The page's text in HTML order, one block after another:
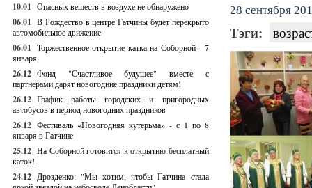
10.01 Опасных веществ в воздухе не обнаружено
06.01 В Рождество в центре Гатчины будет перекрыто
автомобильное движение
06.01 Торжественное открытие катка на Соборной - 7
января
26.12 Фонд "Счастливое будущее" вместе с
партнерами дарят новогодние праздники детям!
26.12 График работы городских и пригородных
автобусов в период новогодних праздников
26.12 Фестиваль «Новогодняя кутерьма» - с 1 по 8
января в Гатчине
25.12 На Соборной готовится к открытию бесплатный
каток!
24.12 Дрозденко: "Мы хотим, чтобы Гатчина стала
28 сентября
Тэги: